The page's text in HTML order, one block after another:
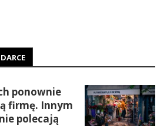
ponownie
firmę. Innym
polecają